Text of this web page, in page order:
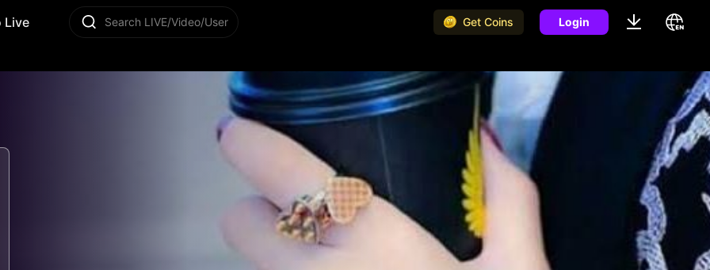
Live Search LIVE/Video/User Get Coins Login